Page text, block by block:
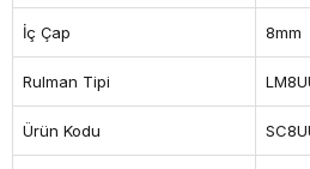
İç Çap 8mm
Rulman Tipi
Ürün Kodu